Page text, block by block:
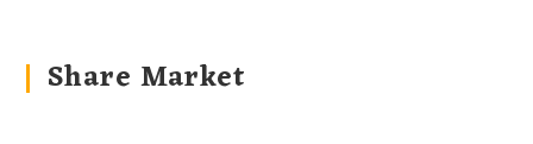
Share Market